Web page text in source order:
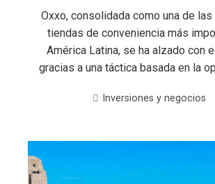
Oxxo, consolidada como una de
tiendas de conveniencia más
América Latina, se ha alzado con
gracias a una táctica basada en la
Inversiones y negocios